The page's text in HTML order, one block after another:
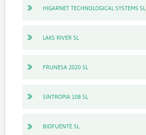
HIGARNET TECHNOLOGICAL SYSTEMS SL
LAKS RIVER SL
FRUNESA 2020 SL
SINTROPIA 108 SL
BIOFUENTE SL